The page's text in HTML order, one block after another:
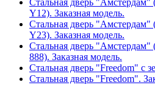
Стальная дверь "Амстердам"
Y12). Заказная модель.
Стальная дверь "Амстердам"
Y23). Заказная модель.
Стальная дверь "Амстердам"
888). Заказная модель.
Стальная дверь "Freedom" с
Стальная дверь "Freedom".